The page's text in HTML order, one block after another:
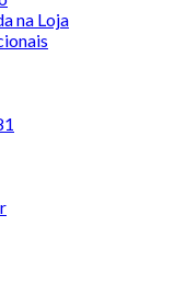
na Loja